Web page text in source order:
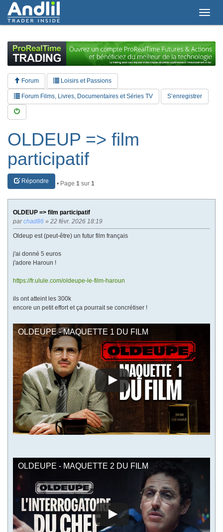
T
g
l
e
n
g
Forum Loisirs et Passions
Forum Films, Livres, Documentaires et Séries TV S’enregistrer
OLDEUP => film
participatif
Répondre • Page 1 sur 1
OLDEUP => film participatif
parchad86 » 22 févr. 2026 18:19
Oldeup est (peut-être) un futur film français
j'ai donné 5 euros
j'adore Haroun !
https://fr.ulule.com/oldeupe-le-film-haroun
ils ont atteint les 300k
encore un petit effort et ça pourrait se concrétiser !
OLDEUPE - MAQUETTE 1 DU FILM
OLDEUPE - MAQUETTE 2 DU FILM